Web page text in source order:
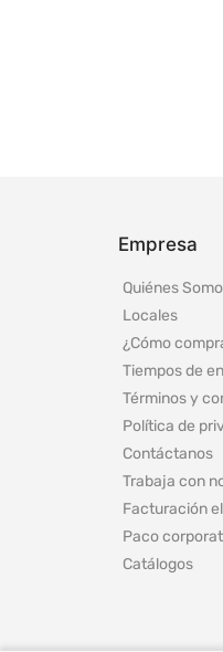
Empresa
Quiénes
Locales
¿Cómo
Tiempos de
Términos y
Política de
Contáctanos
Trabaja con
Facturación
Paco
Catálogos